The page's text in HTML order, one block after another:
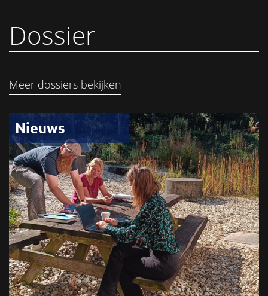
Dossier
Meer dossiers bekijken
Nieuws